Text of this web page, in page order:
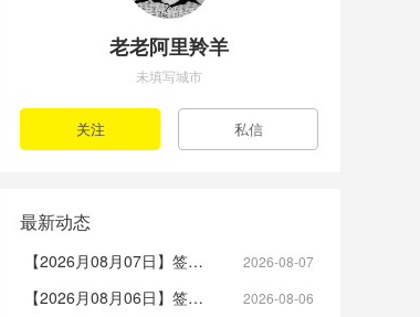
老老阿里羚羊
未填写城市
最新动态
2026-08-07
【2026月08月07日】签到帖
2026-08-06
【2026月08月06日】签到帖